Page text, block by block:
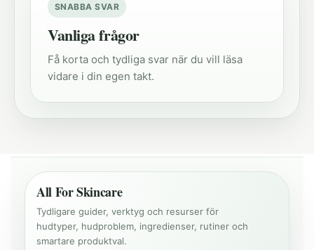
SNABBA SVAR
Vanliga frågor
Få korta och tydliga svar när du vill läsa
vidare i din egen takt.
All For Skincare
Tydligare guider, verktyg och resurser för
hudtyper, hudproblem, ingredienser, rutiner och
smartare produktval.